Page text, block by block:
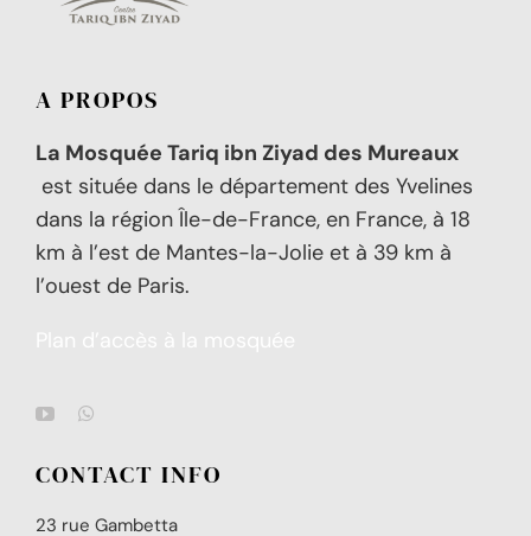
A PROPOS
La Mosquée Tariq ibn Ziyad des Mureaux
est située dans le département des Yvelines
dans la région Île-de-France, en France, à 18
km à l’est de Mantes-la-Jolie et à 39 km à
l’ouest de Paris.
CONTACT INFO
23 rue Gambetta